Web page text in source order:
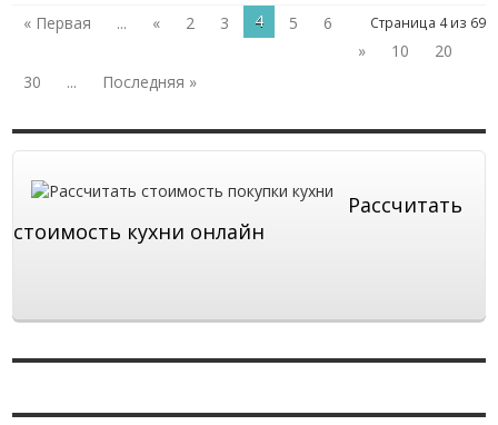
Страница 4 из 69
« Первая ... « 2 3 4 5
6
»
10
20
30
... Последняя »
Рассчитать
стоимость кухни онлайн